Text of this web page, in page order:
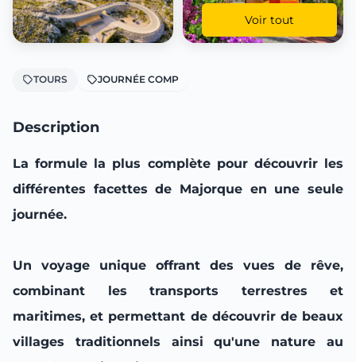
Voir tout
TOURS JOURNÉE COMP
Description
La formule la plus complète pour découvrir les
différentes facettes de Majorque en une seule
journée.
Un voyage unique offrant des vues de rêve,
combinant les transports terrestres et
maritimes, et permettant de découvrir de beaux
villages traditionnels ainsi qu'une nature au